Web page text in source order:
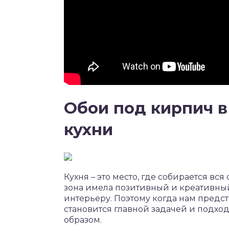
Обои под кирпич
кухни
Кухня – это место, где собирается
зона имела позитивный и
интерьеру. Поэтому когда нам
становится главной задачей и
образом.